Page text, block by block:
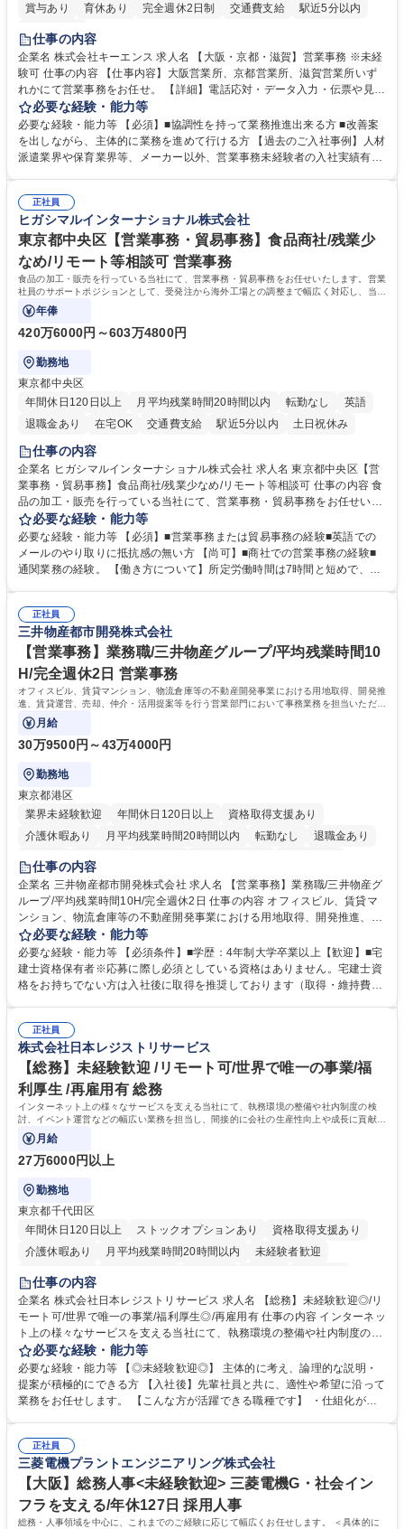
賞与あり 育休あり 完全週休2日制 交通費支給
駅近5分以内
土日祝休み
仕事の内容
企業名 株式会社キーエンス 求人名 【大阪・京都・滋賀】営業事務 ※未経
験可 仕事の内容 【仕事内容】大阪営業所、京都営業所、滋賀営業所いず
れかにて営業事務をお任せ。 【詳細】電話応対・データ入力・伝票や見積
の作成・カタログ送付・来客対応・営業所内で発生する事務業務や業務改
善をお任せ。 【教育制度】ご入社後、育成担当とペアになりながらOJTに
て業務を覚えていただくことが可能です。業務システムがきちんと構築さ
れているため、スムーズに仕事に慣れることができる環境です。また、
募集職種 【大阪・京都・滋賀】営業事務 ※未経験可
必要な経験・能力等
必要な経験・能力等 【必須】■協調性を持って業務推進出来る方 ■改善案
を出しながら、主体的に業務を進めて行ける方 【過去のご入社事例】人材
派遣業界や保育業界等、メーカー以外、営業事務未経験者の入社実績有
えて、お客様や社員の状況に合わせ、能動的なサポート、改善の動きも期
待され。組織を支えるスペシャリストとして、チームに貢献し、結果的に
社員から頼られる存在になることができます。平均19:30の退勤以降の業
務の持ち帰りも禁止されており、メリハリのある働き方となります。 学
歴・資格 学歴：大学院 大学 高専 短大 語学力： 資格：
正社員
ヒガシマルインターナショナル株式会社
東京都中央区【営業事務・貿易事務】食品商社/残業少
なめ/リモート等相談可 営業事務
食品の加工・販売を行っている当社にて、営業事務・貿易事務をお任せいたします。営業
社員のサポートポジションとして、受発注から海外工場との調整まで幅広く対応し、当社
事業の根幹を支えていただきます。
年俸
420万6000円～603万4800円
勤務地
東京都中央区
年間休日120日以上
月平均残業時間20時間以内 転勤なし
英語
退職金あり
在宅OK 交通費支給 駅近5分以内 土日祝休み
仕事の内容
企業名 ヒガシマルインターナショナル株式会社 求人名 東京都中央区【営
業事務・貿易事務】食品商社/残業少なめ/リモート等相談可 仕事の内容 食
品の加工・販売を行っている当社にて、営業事務・貿易事務をお任せいた
します。営業社員のサポートポジションとして、受発注から海外工場との
調整まで幅広く対応し、当社事業の根幹を支えていただきます。 ■受発注
業務、請求書発行 ■海外工場とのスケジュール調整 ■在庫管理 ■輸入書類
の確認・作成 ■配送手配 ■通関業者を通して行う輸出入業全般 ■倉庫との
ルプロデュースしているため、商品に関わる全ての業務をサポート頂きま
す。 募集職種 東京都中央区【営業事務・貿易事務】食品商社/残業少なめ/
リモート等相談可
必要な経験・能力等
必要な経験・能力等 【必須】■営業事務または貿易事務の経験■英語での
メールのやり取りに抵抗感の無い方 【尚可】■商社での営業事務の経験■
通関業務の経験。 【働き方について】所定労働時間は7時間と短めで、残
の強み】1991年の設立以来、外食産業を中心としたお客様の多様なニー
ズに沿った冷凍水産物等の生産・輸入・販売を一貫して手掛けています。
自社工場と海外拠点の強固な連携によるワンストップサービスが最大の強
みです。 学歴・資格 学歴：大学院 大学 語学力：英語 資格：
正社員
三井物産都市開発株式会社
【営業事務】業務職/三井物産グループ/平均残業時間10
H/完全週休2日 営業事務
オフィスビル、賃貸マンション、物流倉庫等の不動産開発事業における用地取得、開発推
進、賃貸運営、売却、仲介・活用提案等を行う営業部門において事務業務を担当いただき
ます。
月給
30万9500円～43万4000円
勤務地
東京都港区
業界未経験歓迎
年間休日120日以上
資格取得支援あり
介護休暇あり
月平均残業時間20時間以内 転勤なし
退職金あり
在宅OK
賞与あり
駅近5分以内
土日祝休み 寮・社宅あり
仕事の内容
企業名 三井物産都市開発株式会社 求人名 【営業事務】業務職/三井物産グ
ループ/平均残業時間10H/完全週休2日 仕事の内容 オフィスビル、賃貸マ
ンション、物流倉庫等の不動産開発事業における用地取得、開発推進、賃
貸運営、売却、仲介・活用提案等を行う営業部門において事務業務を担当
いただきます。 【詳細】・契約書管理、契約書製本、捺印対応、ファイリ
ング、登記簿取得、調書取得・支払業務（各種費用支払、支払管理、請
求・支払データ登録、取引先マスター申請対応）・予算作成及び予実管
の他に担当頂く業務が発生する場合があります。 募集職種 【営業事務】
業務職/三井物産グループ/平均残業時間10H/完全週休2日
必要な経験・能力等
必要な経験・能力等 【必須条件】■学歴：4年制大学卒業以上【歓迎】■宅
建士資格保有者※応募に際し必須としている資格はありません。宅建士資
格をお持ちでない方は入社後に取得を推奨しております（取得・維持費用
ション力がある方。 ・チャレンジを厭わず、粘り強く業務に取り組める
方。多様な関係者と謙虚に信頼関係を構築でき、期限を意識したスケジュ
ール管理が出来る方。※将来的に他部署（営業部門、コーポレート部門）
へのジョブローテーションの可能性があります。 学歴・資格 学歴：大学
院 大学 語学力： 資格：宅地建物取引士
正社員
株式会社日本レジストリサービス
【総務】未経験歓迎 /リモート可/世界で唯一の事業/福
利厚生 /再雇用有 総務
インターネット上の様々なサービスを支える当社にて、執務環境の整備や社内制度の検
討、イベント運営などの幅広い業務を担当し、間接的に会社の生産性向上や成長に貢献し
ている部署です。
月給
27万6000円以上
勤務地
東京都千代田区
年間休日120日以上
ストックオプションあり
資格取得支援あり
介護休暇あり
月平均残業時間20時間以内
未経験者歓迎
住宅手当あり
完全週休2日制
交通費支給 駅近5分以内 土日祝休み 服装自由
仕事の内容
企業名 株式会社日本レジストリサービス 求人名 【総務】未経験歓迎◎/リ
モート可/世界で唯一の事業/福利厚生◎/再雇用有 仕事の内容 インターネッ
ト上の様々なサービスを支える当社にて、執務環境の整備や社内制度の検
討、イベント運営などの幅広い業務を担当し、間接的に会社の生産性向上
や成長に貢献している部署です。 会社の全メンバーが安心して長く成果を
発揮できる環境を整えるために、毎日のメンテナンスや維持管理に加え、
新たな施策検討を積極的に行っていただき、会社全体を巻き込み課題解決
幅広い業務の体得が可能で、多様なキャリアパスを描くことも可能です。
募集職種 【総務】未経験歓迎◎/リモート可/世界で唯一の事業/福利厚生◎/
再雇用有
必要な経験・能力等
必要な経験・能力等 【◎未経験歓迎◎】 主体的に考え、論理的な説明・
提案が積極的にできる方 【入社後】先輩社員と共に、適性や希望に沿って
業務をお任せします。 【こんな方が活躍できる職種です】 ・仕組化が好
対処できる・新しいことに興味関心がある 【魅力】■自己啓発支援：資格
取得や通信教育など費用の80%（年間25万円まで）を補助 ■住宅手当：家
賃の50%（月額7万円まで）を補助 学歴・資格 学歴：大学院 大学 語学
力： 資格：
正社員
三菱電機プラントエンジニアリング株式会社
【大阪】総務人事<未経験歓迎> 三菱電機G・社会イン
フラを支える/年休127日 採用人事
総務・人事領域を中心に、これまでのご経験に応じて幅広くお任せします。 ＜具体的に